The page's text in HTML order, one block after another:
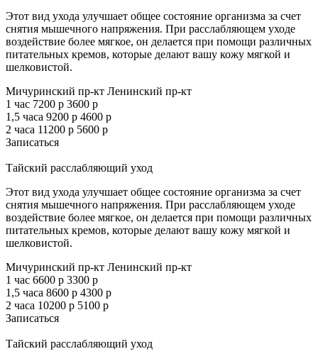
Этот вид ухода улучшает общее состояние организма за счет
снятия мышечного напряжения. При расслабляющем уходе
воздействие более мягкое, он делается при помощи различных
питательных кремов, которые делают вашу кожу мягкой и
шелковистой.
Мичуринский пр-кт Ленинский пр-кт
1 час 7200 р 3600 р
1,5 часа 9200 р 4600 р
2 часа 11200 р 5600 р
Записаться
Тайский расслабляющий уход
Этот вид ухода улучшает общее состояние организма за счет
снятия мышечного напряжения. При расслабляющем уходе
воздействие более мягкое, он делается при помощи различных
питательных кремов, которые делают вашу кожу мягкой и
шелковистой.
Мичуринский пр-кт Ленинский пр-кт
1 час 6600 р 3300 р
1,5 часа 8600 р 4300 р
2 часа 10200 р 5100 р
Записаться
Тайский расслабляющий уход